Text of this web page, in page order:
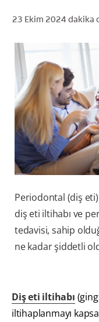
23 Ekim 2024dakika
Periodontal (diş eti)
diş eti iltihabı ve
tedavisi, sahip
ne kadar şiddetli
Diş eti iltihabı
iltihaplanmayı